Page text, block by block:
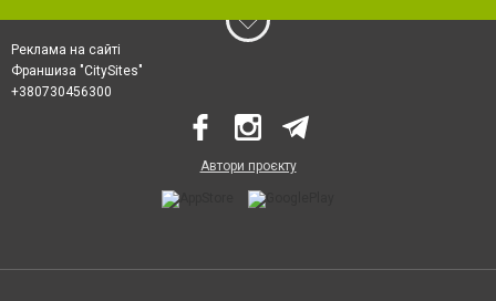
Реклама на сайті
Франшиза "CitySites"
+380730456300
Автори проєкту